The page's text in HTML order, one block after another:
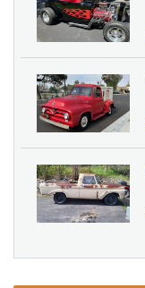
v
d
e
.